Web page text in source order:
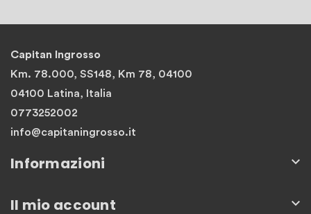
Capitan Ingrosso
Km. 78.000, SS148, Km 78, 04100
04100 Latina, Italia
0773252002
info@capitaningrosso.it
Informazioni 
Il mio account 